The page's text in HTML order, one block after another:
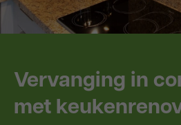
Vervanging in
met